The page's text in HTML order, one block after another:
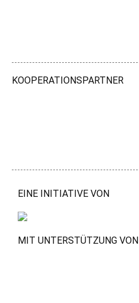
KOOPERATIONSPARTNER
EINE INITIATIVE VON
MIT UNTERSTÜTZUNG VON